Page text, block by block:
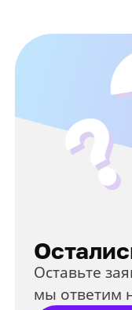
Оставьте
мы ответим